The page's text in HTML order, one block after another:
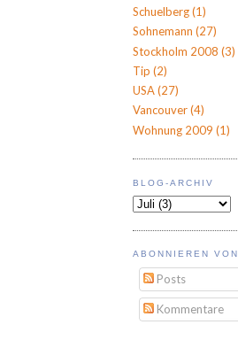
Schuelberg(1)
Sohnemann (27)
Stockholm 2008 (3)
Tip (2)
USA(27)
Vancouver(4)
Wohnung 2009 (1)
BLOG-ARCHIV
ABONNIEREN
Posts
Kommentare